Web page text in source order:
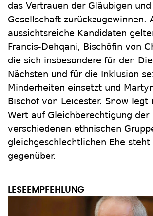
das Vertrauen der Gläubigen
Gesellschaft zurückzugewinnen.
aussichtsreiche Kandidaten
Francis-Dehqani, Bischöfin von
die sich insbesondere für den
Nächsten und für die Inklusion
Minderheiten einsetzt und
Bischof von Leicester. Snow legt
Wert auf Gleichberechtigung der
verschiedenen ethnischen
gleichgeschlechtlichen Ehe
gegenüber.